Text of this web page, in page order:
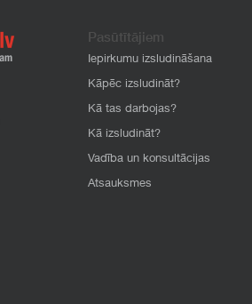
Pasūtītājiem
Iepirkumu izsludināšana
Kāpēc izsludināt?
Kā tas darbojas?
Kā izsludināt?
Vadība un konsultācijas
Atsauksmes